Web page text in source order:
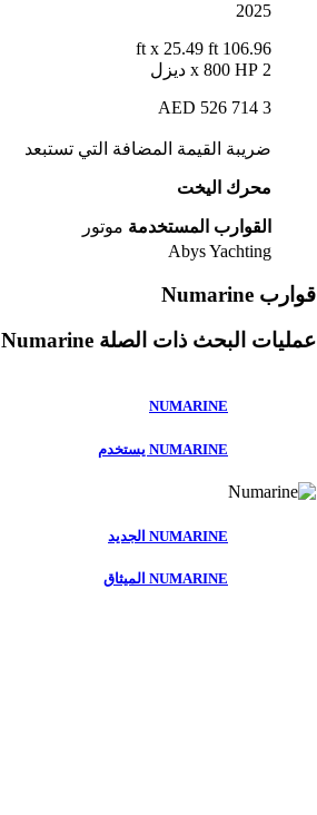
2025
106.96 ft
x 25.49 ft
2 x 800 HP ديزل
3 714 526 AED
ضريبة القيمة المضافة التي تستبعد
محرك اليخت
القوارب المستخدمة موتور
Abys Yachting
قوارب Numarine
عمليات البحث ذات الصلة Numarine
NUMARINE
NUMARINE يستخدم
NUMARINE الجديد
NUMARINE الميثاق